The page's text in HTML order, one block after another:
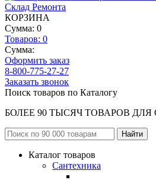
КОРЗИНА
Сумма: 0
Товаров: 0
Сумма:
Оформить заказ
8-800-775-27-27
Заказать звонок
Поиск товаров по Каталогу
БОЛЕЕ 90 ТЫСЯЧ ТОВАРОВ
Каталог товаров
Сантехника